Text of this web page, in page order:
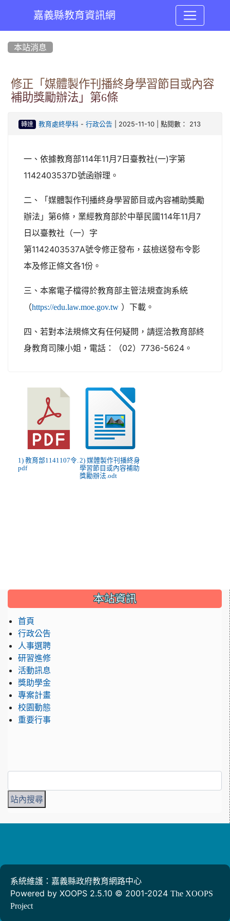
嘉義縣教育資訊網
本站消息
修正「媒體製作刊播終身學習節目或內容
補助獎勵辦法」第6條
轉達 教育處終學科- 行政公告 | 2025-11-10 | 點閱數： 213
一、依據教育部114年11月7日臺教社(一)字第
1142403537D號函辦理。
二、「媒體製作刊播終身學習節目或內容補助獎勵
辦法」第6條，業經教育部於中華民國114年11月7
日以臺教社（一）字
第1142403537A號令修正發布，茲檢送發布令影
本及修正條文各1份。
三、本案電子檔得於教育部主管法規查詢系統
（https://edu.law.moe.gov.tw ）下載。
四、若對本法規條文有任何疑問，請逕洽教育部終
身教育司陳小姐，電話：（02）7736-5624。
1) 教育部1141107令.
pdf
2) 媒體製作刊播終身
學習節目或內容補助
獎勵辦法.odt
::: 本站資訊
首頁
行政公告
人事選聘
研習進修
活動訊息
獎助學金
專案計畫
校園動態
重要行事
系統維護：嘉義縣政府教育網路中心
Powered by XOOPS 2.5.10 © 2001-2024 The XOOPS
Project